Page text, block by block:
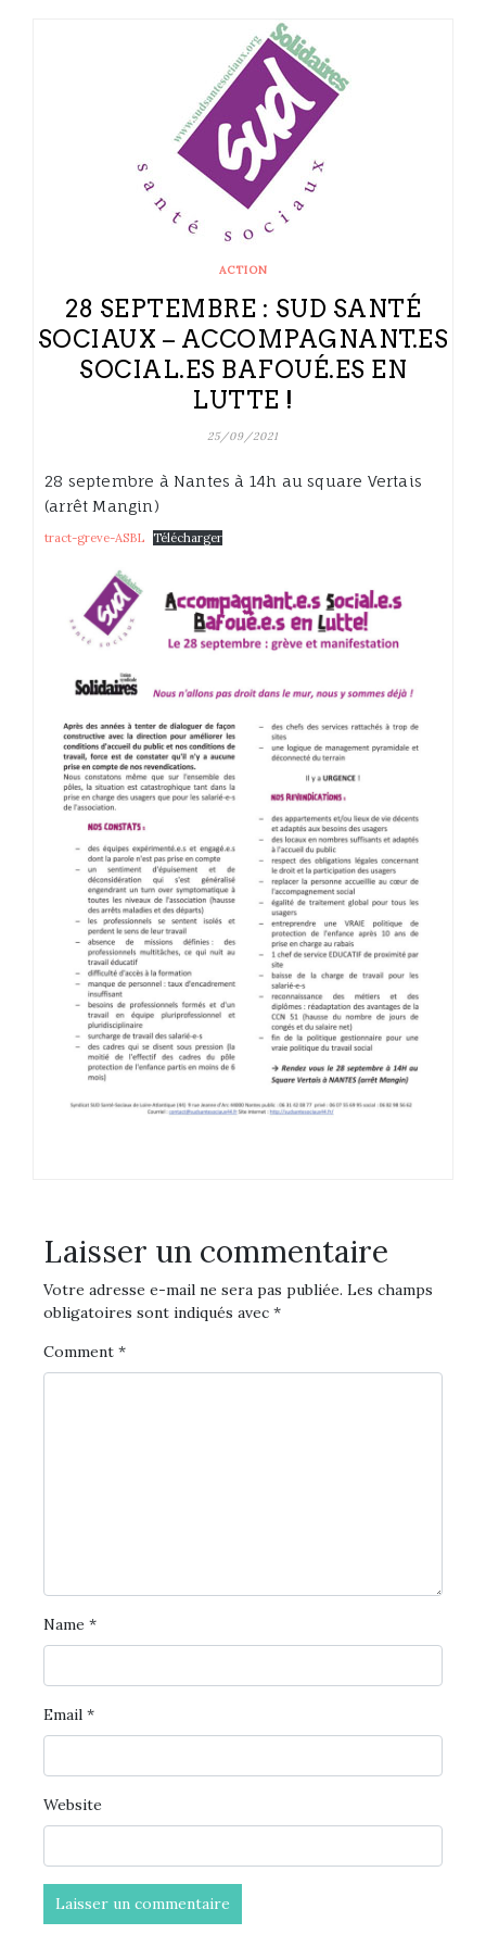
ACTION
28 SEPTEMBRE : SUD SANTÉ
SOCIAUX – ACCOMPAGNANT.ES
SOCIAL.ES BAFOUÉ.ES EN
LUTTE !
25/09/2021
28 septembre à Nantes à 14h au square Vertais
(arrêt Mangin)
tract-greve-ASBL Télécharger
Laisser un commentaire
Votre adresse e-mail ne sera pas publiée. Les champs
obligatoires sont indiqués avec *
Comment *
Name *
Email *
Website